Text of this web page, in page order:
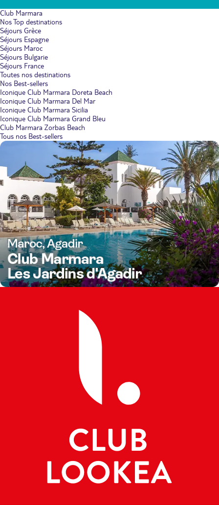
Club Marmara
Nos Top destinations
Séjours Grèce
Séjours Espagne
Séjours Maroc
Séjours Bulgarie
Séjours France
Toutes nos destinations
Nos Best-sellers
Iconique Club Marmara Doreta Beach
Iconique Club Marmara Del Mar
Iconique Club Marmara Sicilia
Iconique Club Marmara Grand Bleu
Club Marmara Zorbas Beach
Tous nos Best-sellers